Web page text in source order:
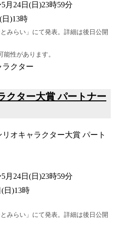
月24日(日)23時59分
)13時
みらい」にて発表。詳細は後日公開
性があります。
ラクター
クター大賞 パートナー
オキャラクター大賞 パート
月24日(日)23時59分
(日)13時
みらい」にて発表。詳細は後日公開